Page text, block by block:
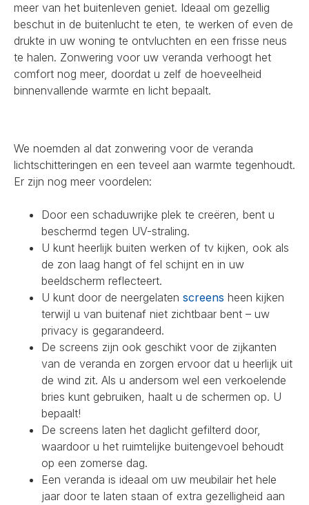
meer van het buitenleven geniet. Ideaal om gezellig
beschut in de buitenlucht te eten, te werken of even de
drukte in uw woning te ontvluchten en een frisse neus
te halen. Zonwering voor uw veranda verhoogt het
comfort nog meer, doordat u zelf de hoeveelheid
binnenvallende warmte en licht bepaalt.
We noemden al dat zonwering voor de veranda
lichtschitteringen en een teveel aan warmte tegenhoudt.
Er zijn nog meer voordelen:
Door een schaduwrijke plek te creëren, bent u
beschermd tegen UV-straling.
U kunt heerlijk buiten werken of tv kijken, ook als
de zon laag hangt of fel schijnt en in uw
beeldscherm reflecteert.
U kunt door de neergelaten screens heen kijken
terwijl u van buitenaf niet zichtbaar bent – uw
privacy is gegarandeerd.
De screens zijn ook geschikt voor de zijkanten
van de veranda en zorgen ervoor dat u heerlijk uit
de wind zit. Als u andersom wel een verkoelende
bries kunt gebruiken, haalt u de schermen op. U
bepaalt!
De screens laten het daglicht gefilterd door,
waardoor u het ruimtelijke buitengevoel behoudt
op een zomerse dag.
Een veranda is ideaal om uw meubilair het hele
jaar door te laten staan of extra gezelligheid aan